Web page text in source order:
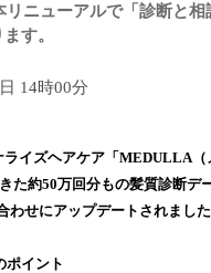
リニューアルで「診断と
す。
14時00分
イズヘアケア「MEDULLA
た約50万回分もの髪質診断
わせにアップデートされました
ポイント